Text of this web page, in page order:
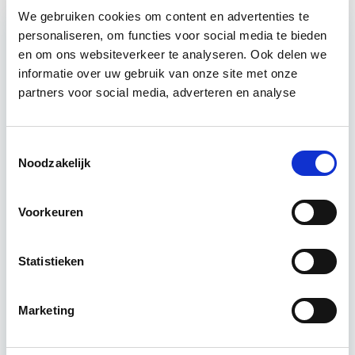
We gebruiken cookies om content en advertenties te
personaliseren, om functies voor social media te bieden
en om ons websiteverkeer te analyseren. Ook delen we
informatie over uw gebruik van onze site met onze
partners voor social media, adverteren en analyse
Noodzakelijk
Voorkeuren
Statistieken
Marketing
Relevant bij dit artikel
Business Case voor Vastgoed- &
Projectontwikkeling
vastgoedprojecten te realiseren en/of te
verbeteren. De belangrijkste trends in vastgoed
Utrecht en/of online